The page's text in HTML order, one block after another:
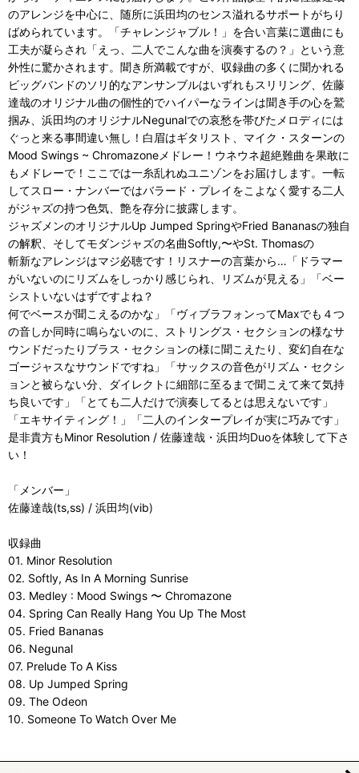
のアレンジを中心に、随所に浜田均のセンス溢れるサポートがちり
ばめられています。「チャレンジャブル！」を合い言葉に選曲にも
工夫が凝らされ「えっ、二人でこんな曲を演奏するの？」という意
外性に驚かされます。聞き所満載ですが、収録曲の多くに聞かれる
ビッグバンドのソリ的なアンサンブルはいずれもスリリング、佐藤
達哉のオリジナル曲の個性的でハイパーなラインは聞き手の心を鷲
掴み、浜田均のオリジナルNegunalでの哀愁を帯びたメロディには
ぐっと来る事間違い無し！白眉はギタリスト、マイク・スターンの
Mood Swings ~ Chromazoneメドレー！ウネウネ超絶難曲を果敢に
もメドレーで！ここでは一糸乱れぬユニゾンをお届けします。一転
してスロー・ナンバーではバラード・プレイをこよなく愛する二人
がジャズの持つ色気、艶を存分に披露します。
ジャズメンのオリジナルUp Jumped SpringやFried Bananasの独自
の解釈、そしてモダンジャズの名曲Softly,〜やSt. Thomasの
斬新なアレンジはマジ必聴です！リスナーの言葉から…「ドラマー
がいないのにリズムをしっかり感じられ、リズムが見える」「ベー
シストいないはずですよね？
何でベースが聞こえるのかな」「ヴィブラフォンってMaxでも４つ
の音しか同時に鳴らないのに、ストリングス・セクションの様なサ
ウンドだったりブラス・セクションの様に聞こえたり、変幻自在な
ゴージャスなサウンドですね」「サックスの音色がリズム・セクシ
ョンと被らない分、ダイレクトに細部に至るまで聞こえて来て気持
ち良いです」「とても二人だけで演奏してるとは思えないです」
「エキサイティング！」「二人のインタープレイが実に巧みです」
是非貴方もMinor Resolution / 佐藤達哉・浜田均Duoを体験して下さ
い！
「メンバー」
佐藤達哉(ts,ss) / 浜田均(vib)
収録曲
01. Minor Resolution
02. Softly, As In A Morning Sunrise
03. Medley : Mood Swings 〜 Chromazone
04. Spring Can Really Hang You Up The Most
05. Fried Bananas
06. Negunal
07. Prelude To A Kiss
08. Up Jumped Spring
09. The Odeon
10. Someone To Watch Over Me